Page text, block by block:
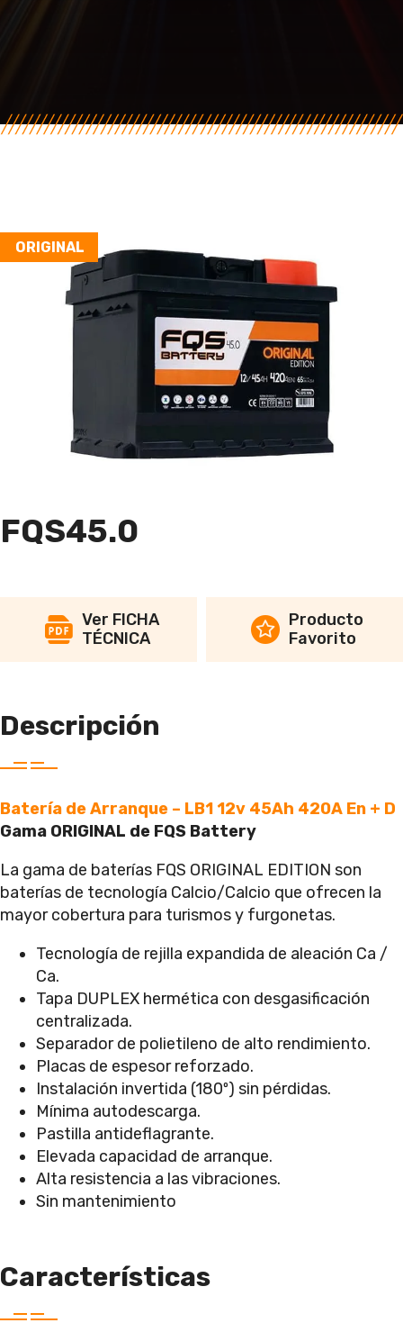
ORIGINAL
FQS45.0
Ver FICHA
TÉCNICA
Producto
Favorito
Descripción
Batería de Arranque – LB1 12v 45Ah 420A En + D
Gama ORIGINAL de FQS Battery
La gama de baterías FQS ORIGINAL EDITION son
baterías de tecnología Calcio/Calcio que ofrecen la
mayor cobertura para turismos y furgonetas.
Tecnología de rejilla expandida de aleación Ca /
Ca.
Tapa DUPLEX hermética con desgasificación
centralizada.
Separador de polietileno de alto rendimiento.
Placas de espesor reforzado.
Instalación invertida (180º) sin pérdidas.
Mínima autodescarga.
Pastilla antideflagrante.
Elevada capacidad de arranque.
Alta resistencia a las vibraciones.
Sin mantenimiento
Características